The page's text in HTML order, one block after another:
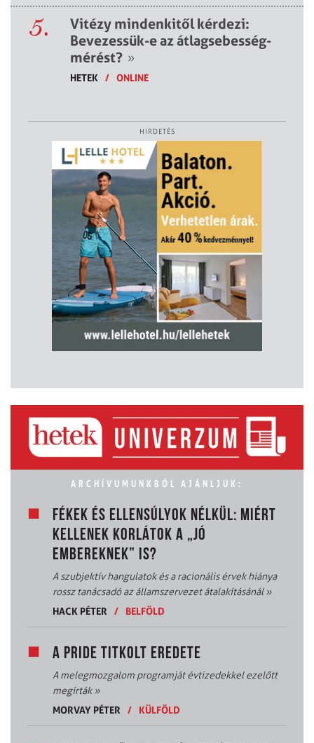
5.
Vitézy mindenkitől kérdezi:
Bevezessük-e az átlagsebesség-
mérést? »
HETEK / ONLINE
HIRDETÉS
ARCHÍVUMUNKBÓL AJÁNLJUK:
FÉKEK ÉS ELLENSÚLYOK NÉLKÜL: MIÉRT
KELLENEK KORLÁTOK A „JÓ
EMBEREKNEK” IS?
A szubjektív hangulatok és a racionális érvek hiánya
rossz tanácsadó az államszervezet átalakításánál»
HACK PÉTER
/ BELFÖLD
A PRIDE TITKOLT EREDETE
A melegmozgalom programját évtizedekkel ezelőtt
megírták»
MORVAY PÉTER
/ KÜLFÖLD